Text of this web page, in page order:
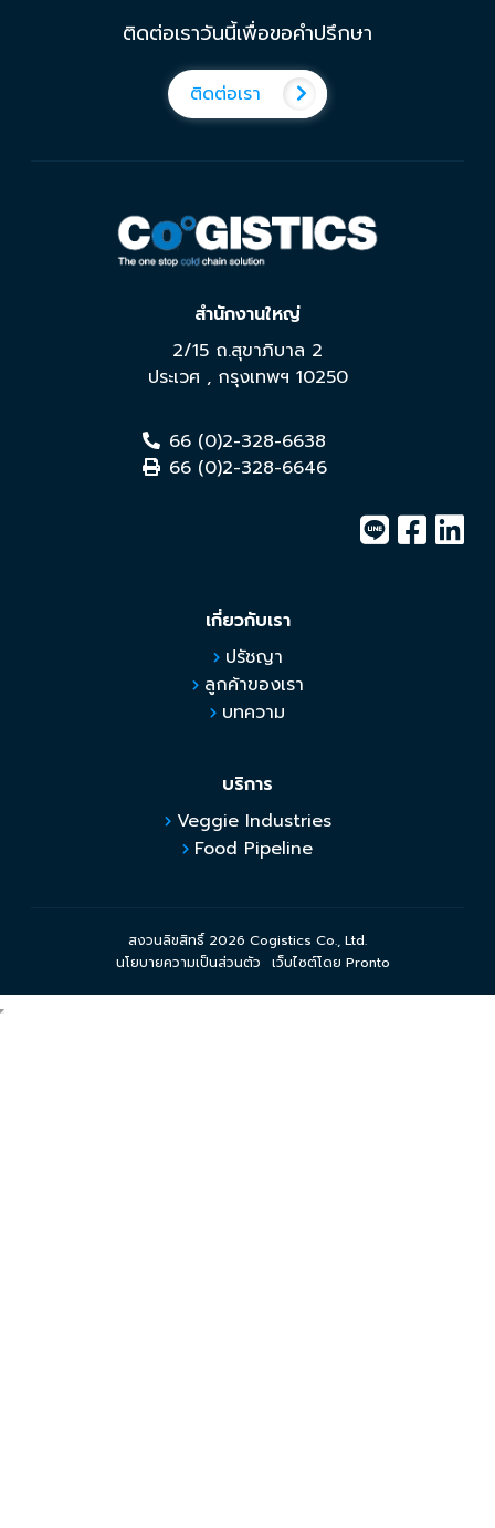
ติดต่อเราวันนี้เพื่อขอคำปรึกษา
ติดต่อเรา
สำนักงานใหญ่
2/15 ถ.สุขาภิบาล 2
ประเวศ , กรุงเทพฯ 10250
66 (0)2-328-6638
66 (0)2-328-6646
เกี่ยวกับเรา
ปรัชญา
ลูกค้าของเรา
บทความ
บริการ
Veggie Industries
Food Pipeline
สงวนลิขสิทธิ์ 2026 Cogistics Co., Ltd.
นโยบายความเป็นส่วนตัว
เว็บไซต์โดย Pronto